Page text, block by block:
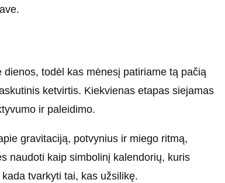
todėl kas mėnesį patiriame tą pačią
ketvirtis. Kiekvienas etapas siejamas
ir paleidimo.
gravitaciją, potvynius ir miego ritmą,
naudoti kaip simbolinį kalendorių, kuris
tvarkyti tai, kas užsilikę.